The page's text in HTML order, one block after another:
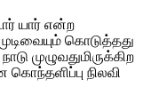
யார் என்ற
கொடுத்தது
முழுவதுமிருக்கிற
நிலவி